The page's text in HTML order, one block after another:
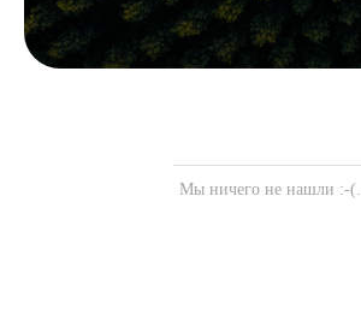
Мы ничего не нашли :-(.